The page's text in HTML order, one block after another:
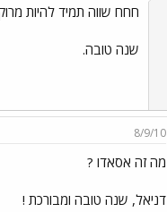
חחח שווה תמיד להיות
שנה טובה.
8/9/10
מה זה אסאדו ?
דניאל, שנה טובה ומבורכת !